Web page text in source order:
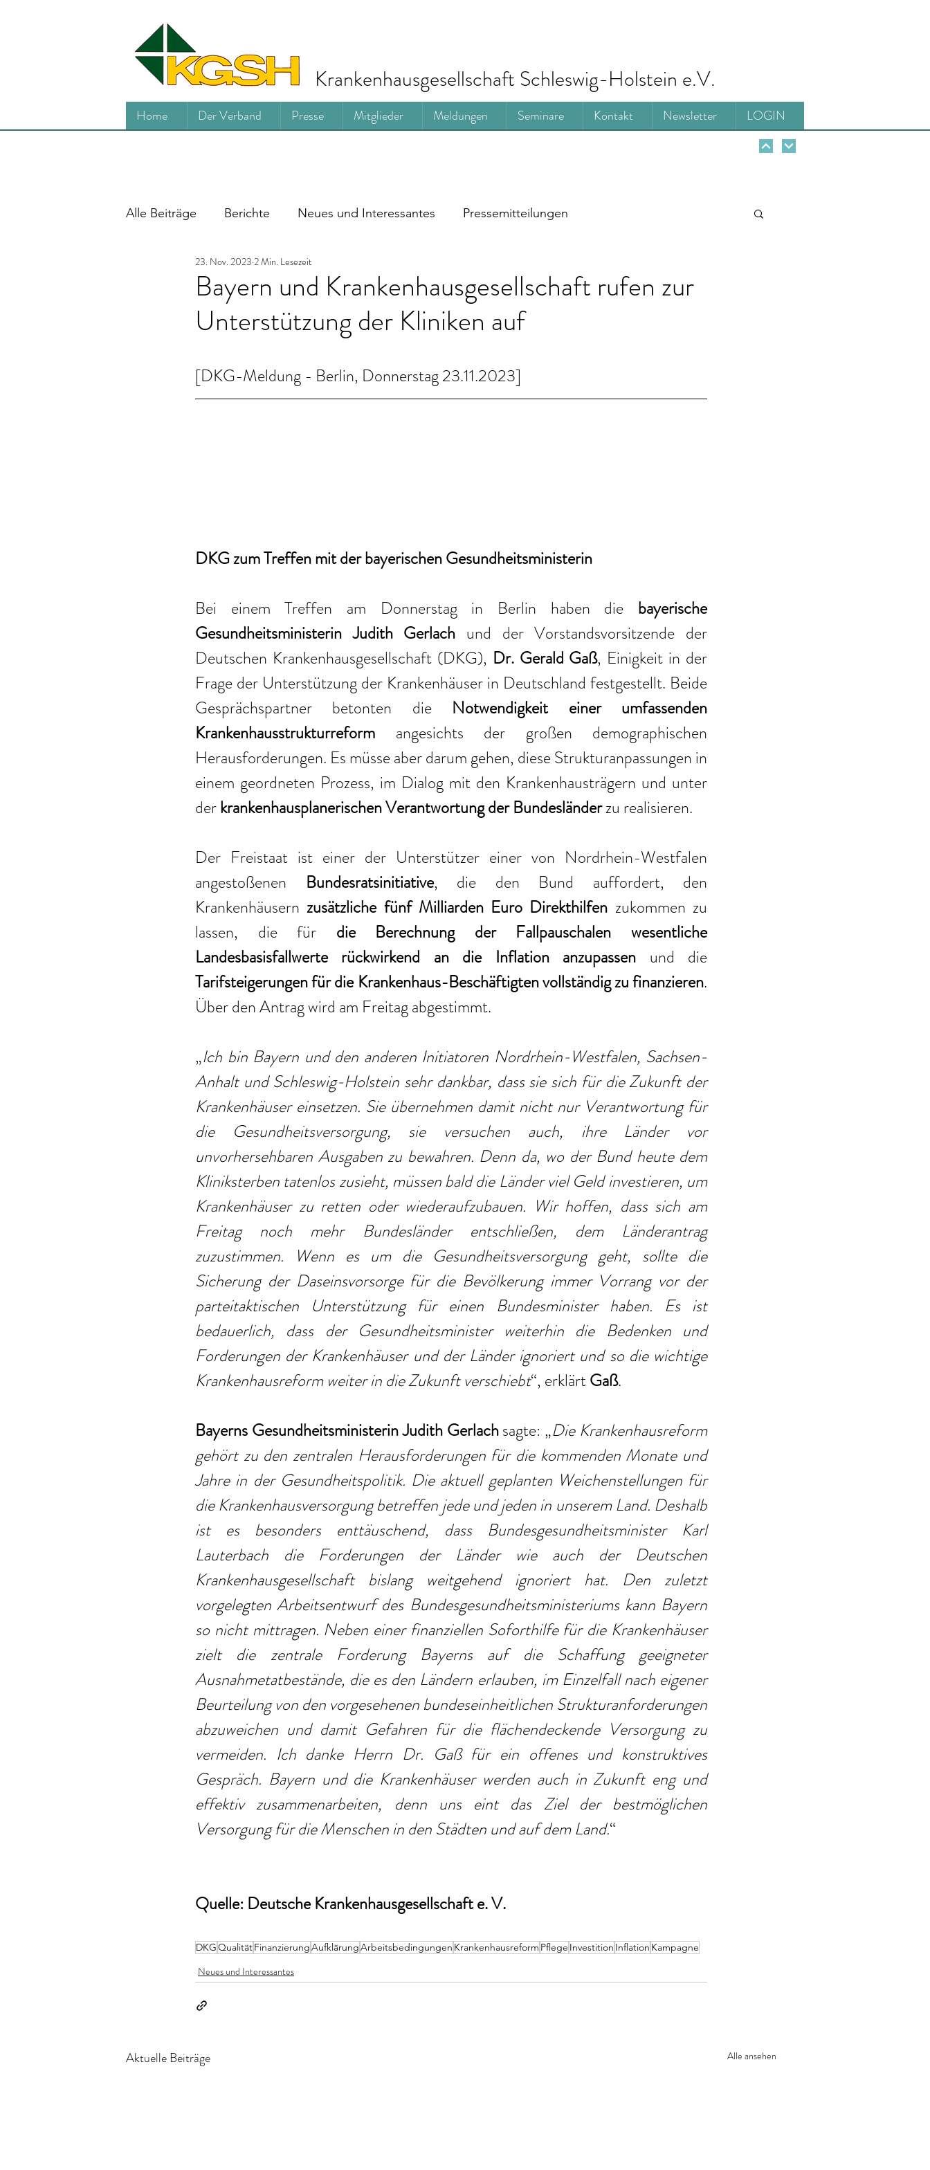
Home Der Verband Presse Mitglieder Meldungen Seminare Kontakt Newsletter LOGIN
Krankenhausgesellschaft Schleswig-Holstein e.V.
Alle Beiträge Berichte Neues und Interessantes Pressemitteilungen
Bayern und Krankenhausgesellschaft rufen zur
Unterstützung der Kliniken auf
23. Nov. 2023 2 Min. Lesezeit
[DKG-Meldung - Berlin, Donnerstag 23.11.2023]
DKG zum Treffen mit der bayerischen Gesundheitsministerin
Bei einem Treffen am Donnerstag in Berlin haben die bayerische
Gesundheitsministerin Judith Gerlach und der Vorstandsvorsitzende der
Deutschen Krankenhausgesellschaft (DKG), Dr. Gerald Gaß, Einigkeit in der
Frage der Unterstützung der Krankenhäuser in Deutschland festgestellt. Beide
Gesprächspartner betonten die Notwendigkeit einer umfassenden
Krankenhausstrukturreform angesichts der großen demographischen
Herausforderungen. Es müsse aber darum gehen, diese Strukturanpassungen in
einem geordneten Prozess, im Dialog mit den Krankenhausträgern und unter
der krankenhausplanerischen Verantwortung der Bundesländer zu realisieren.
Der Freistaat ist einer der Unterstützer einer von Nordrhein-Westfalen
angestoßenen Bundesratsinitiative, die den Bund auffordert, den
Krankenhäusern zusätzliche fünf Milliarden Euro Direkthilfen zukommen zu
lassen, die für die Berechnung der Fallpauschalen wesentliche
Landesbasisfallwerte rückwirkend an die Inflation anzupassen
Tarifsteigerungen für die Krankenhaus-Beschäftigten vollständig zu finanzieren.
Über den Antrag wird am Freitag abgestimmt.
„Ich bin Bayern und den anderen Initiatoren Nordrhein-Westfalen, Sachsen-
Anhalt und Schleswig-Holstein sehr dankbar, dass sie sich für die Zukunft der
Krankenhäuser einsetzen. Sie übernehmen damit nicht nur Verantwortung für
die Gesundheitsversorgung, sie versuchen auch, ihre Länder vor
unvorhersehbaren Ausgaben zu bewahren. Denn da, wo der Bund heute dem
Kliniksterben tatenlos zusieht, müssen bald die Länder viel Geld investieren, um
Krankenhäuser zu retten oder wiederaufzubauen. Wir hoffen, dass sich am
Freitag noch mehr Bundesländer entschließen, dem Länderantrag
zuzustimmen. Wenn es um die Gesundheitsversorgung geht, sollte die
Sicherung der Daseinsvorsorge für die Bevölkerung immer Vorrang vor der
parteitaktischen Unterstützung für einen Bundesminister haben. Es ist
bedauerlich, dass der Gesundheitsminister weiterhin die Bedenken und
Forderungen der Krankenhäuser und der Länder ignoriert und so die wichtige
Krankenhausreform weiter in die Zukunft verschiebt“, erklärt Gaß.
Bayerns Gesundheitsministerin Judith Gerlach sagte: „Die Krankenhausreform
gehört zu den zentralen Herausforderungen für die kommenden Monate und
Jahre in der Gesundheitspolitik. Die aktuell geplanten Weichenstellungen für
die Krankenhausversorgung betreffen jede und jeden in unserem Land. Deshalb
ist es besonders enttäuschend, dass Bundesgesundheitsminister Karl
Lauterbach die Forderungen der Länder wie auch der Deutschen
Krankenhausgesellschaft bislang weitgehend ignoriert hat. Den zuletzt
vorgelegten Arbeitsentwurf des Bundesgesundheitsministeriums kann Bayern
so nicht mittragen. Neben einer finanziellen Soforthilfe für die Krankenhäuser
zielt die zentrale Forderung Bayerns auf die Schaffung geeigneter
Ausnahmetatbestände, die es den Ländern erlauben, im Einzelfall nach eigener
Beurteilung von den vorgesehenen bundeseinheitlichen Strukturanforderungen
abzuweichen und damit Gefahren für die flächendeckende Versorgung zu
vermeiden. Ich danke Herrn Dr. Gaß für ein offenes und konstruktives
Gespräch. Bayern und die Krankenhäuser werden auch in Zukunft eng und
effektiv zusammenarbeiten, denn uns eint das Ziel der bestmöglichen
Versorgung für die Menschen in den Städten und auf dem Land.“
Quelle: Deutsche Krankenhausgesellschaft e. V.
DKGQualitätFinanzierungAufklärungArbeitsbedingungen Krankenhausreform Pflege Investition Inflation Kampagne
Neues und Interessantes
Aktuelle Beiträge Alle ansehen